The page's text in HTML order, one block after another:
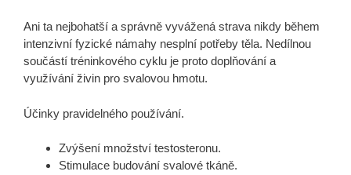
Ani ta nejbohatší a správně vyvážená strava nikdy během
intenzivní fyzické námahy nesplní potřeby těla. Nedílnou
součástí tréninkového cyklu je proto doplňování a
využívání živin pro svalovou hmotu.
Účinky pravidelného používání.
Zvýšení množství testosteronu.
Stimulace budování svalové tkáně.